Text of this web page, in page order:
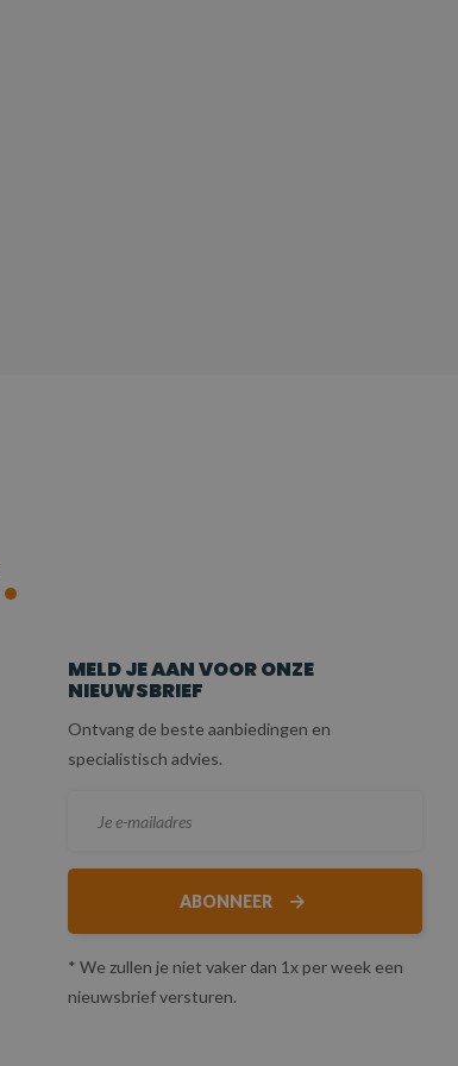
MELD JE AAN VOOR ONZE
NIEUWSBRIEF
Ontvang de beste aanbiedingen en
specialistisch advies.
ABONNEER
* We zullen je niet vaker dan 1x per week een
nieuwsbrief versturen.